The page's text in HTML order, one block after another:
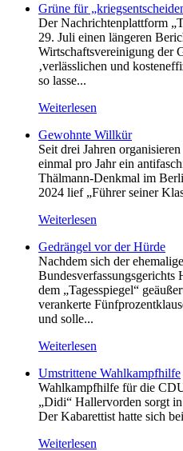
Grüne für
Der Nachrichtenplattform
29. Juli einen längeren
Wirtschaftsvereinigung der
‚verlässlichen und
so lasse...
Weiterlesen
Gewohnte Willkür
Seit drei Jahren
einmal pro Jahr ein
Thälmann-Denkmal im
2024 lief „Führer seiner
Weiterlesen
Gedrängel vor der Hürde
Nachdem sich der
Bundesverfassungsgerichts
dem „Tagesspiegel“
verankerte
und solle...
Weiterlesen
Umstrittene Wahlkampfhilfe
Wahlkampfhilfe für die
„Didi“ Hallervorden sorgt
Der Kabarettist hatte sich
Weiterlesen